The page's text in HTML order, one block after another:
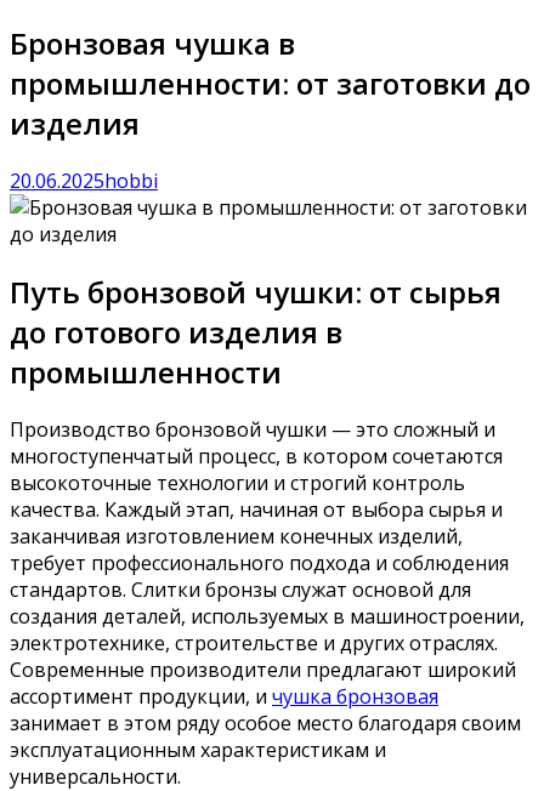
Бронзовая чушка в
промышленности: от заготовки до
изделия
20.06.2025hobbi
Путь бронзовой чушки: от сырья
до готового изделия в
промышленности
Производство бронзовой чушки — это сложный и
многоступенчатый процесс, в котором сочетаются
высокоточные технологии и строгий контроль
качества. Каждый этап, начиная от выбора сырья и
заканчивая изготовлением конечных изделий,
требует профессионального подхода и соблюдения
стандартов. Слитки бронзы служат основой для
создания деталей, используемых в машиностроении,
электротехнике, строительстве и других отраслях.
Современные производители предлагают широкий
ассортимент продукции, и чушка бронзовая
занимает в этом ряду особое место благодаря своим
эксплуатационным характеристикам и
универсальности.